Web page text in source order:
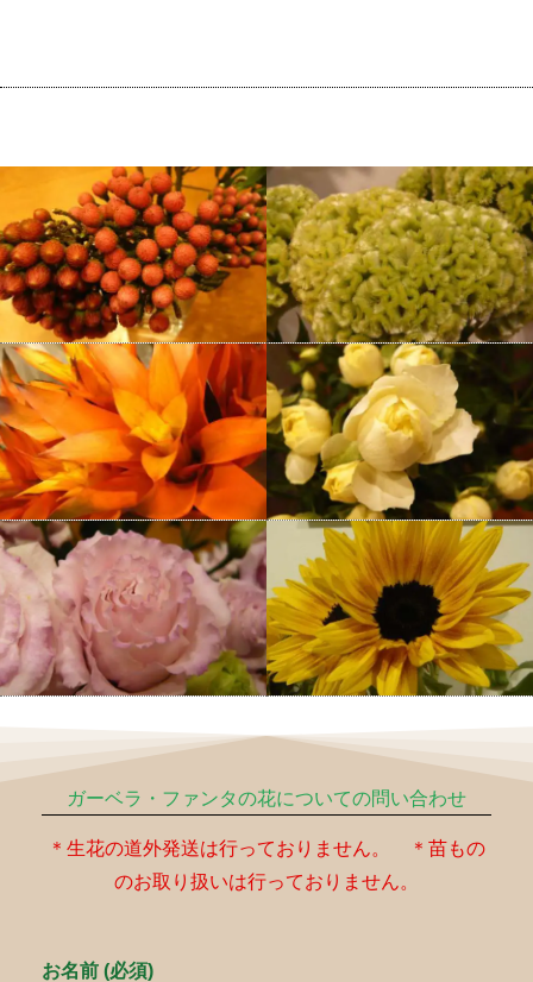
ガーベラ・ファンタの花についての問い合わせ
＊生花の道外発送は行っておりません。 ＊苗もの
のお取り扱いは行っておりません。
お名前 (必須)